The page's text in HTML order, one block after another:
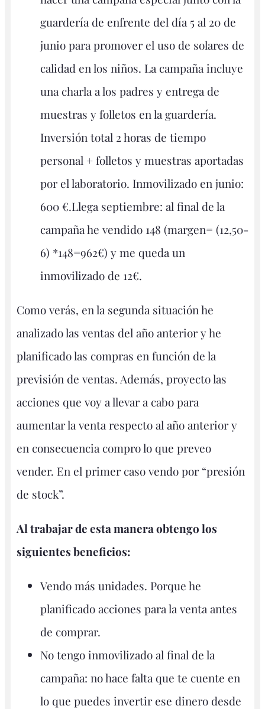
guardería de enfrente del día 5 al 20 de
junio para promover el uso de solares de
calidad en los niños. La campaña incluye
una charla a los padres y entrega de
muestras y folletos en la guardería.
Inversión total 2 horas de tiempo
personal + folletos y muestras aportadas
por el laboratorio. Inmovilizado en junio:
600 €.Llega septiembre: al final de la
campaña he vendido 148 (margen= (12,50-
6) *148=962€) y me queda un
inmovilizado de 12€.
Como verás, en la segunda situación he
analizado las ventas del año anterior y he
planificado las compras en función de la
previsión de ventas. Además, proyecto las
acciones que voy a llevar a cabo para
aumentar la venta respecto al año anterior y
en consecuencia compro lo que preveo
vender. En el primer caso vendo por “presión
de stock”.
Al trabajar de esta manera obtengo los
siguientes beneficios:
Vendo más unidades. Porque he
planificado acciones para la venta antes
de comprar.
No tengo inmovilizado al final de la
campaña: no hace falta que te cuente en
lo que puedes invertir ese dinero desde